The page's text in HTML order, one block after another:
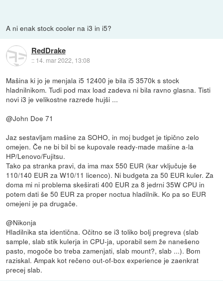
A ni enak stock cooler na i3 in i5?
RedDrake
:: 14. mar 2022, 13:08
Mašina ki jo je menjala i5 12400 je bila i5 3570k s stock
hladnilnikom. Tudi pod max load zadeva ni bila ravno glasna. Tisti
novi i3 je velikostne razrede hujši ...
@John Doe 71
Jaz sestavljam mašine za SOHO, in moj budget je tipično zelo
omejen. Če ne bi bil bi se kupovale ready-made mašine a-la
HP/Lenovo/Fujitsu.
Tako pa stranka pravi, da ima max 550 EUR (kar vključuje še
110/140 EUR za W10/11 licenco). Ni budgeta za 50 EUR kuler. Za
doma mi ni problema skeširati 400 EUR za 8 jedrni 35W CPU in
potem dati še 50 EUR za proper noctua hladilnik. Ko pa so EUR
omejeni je pa drugače.
@Nikonja
Hladilnika sta identična. Očitno se i3 toliko bolj pregreva (slab
sample, slab stik kulerja in CPU-ja, uporabil sem že nanešeno
pasto, mogoče bo treba zamenjati, slab mount?, slab ...). Bom
raziskal. Ampak kot rečeno out-of-box experience je zaenkrat
precej slab.